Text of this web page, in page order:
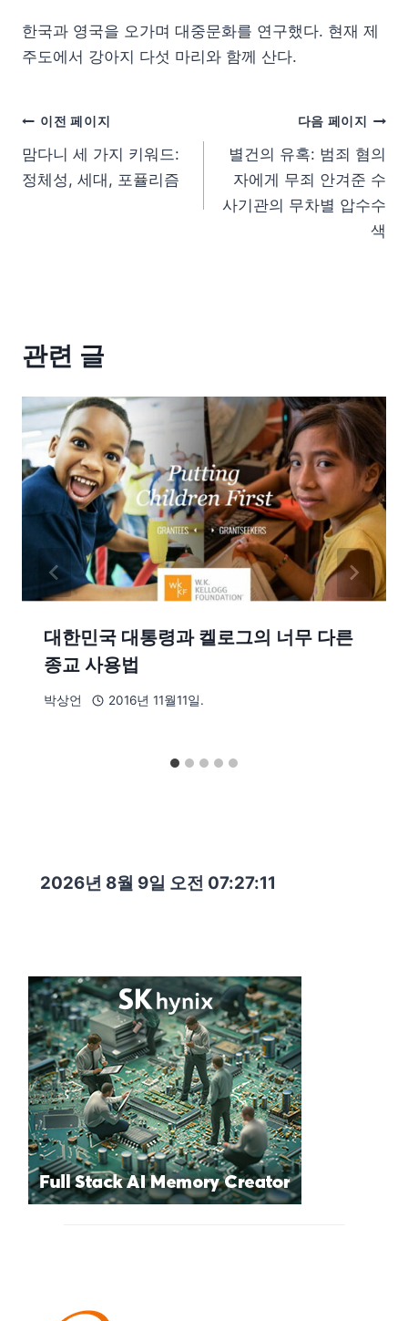
한국과 영국을 오가며 대중문화를 연구했다. 현재 제
주도에서 강아지 다섯 마리와 함께 산다.
이전 페이지
맘다니 세 가지 키워드:
정체성, 세대, 포퓰리즘
다음 페이지
별건의 유혹: 범죄 혐의
자에게 무죄 안겨준 수
사기관의 무차별 압수수
색
관련 글
대한민국 대통령과 켈로그의 너무 다른
종교 사용법
박상언 2016년 11월11일.
2026년 8월 9일 오전 07:27:13